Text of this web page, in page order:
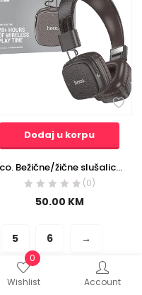
0
Wishlist
Account
Dodaj u korpu
hoco. Bežične/žične slušalice, Bluetooth, AUX – W56 Earl, Brown
(0)
50.00 KM
5 6 →